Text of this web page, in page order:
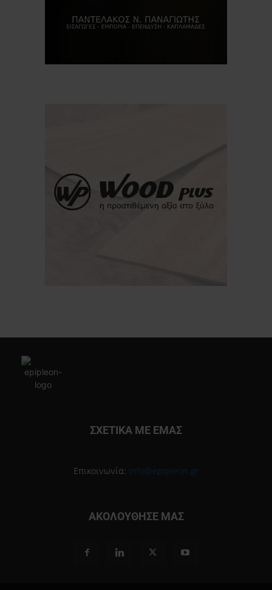
ΣΧΕΤΙΚΑ ΜΕ ΕΜΑΣ
Επικοινωνία: info@epipleon.gr
ΑΚΟΛΟΥΘΗΣΕ ΜΑΣ